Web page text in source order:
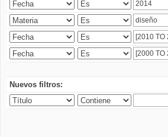
Nuevos filtros: